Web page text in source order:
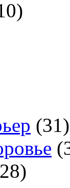
(31)